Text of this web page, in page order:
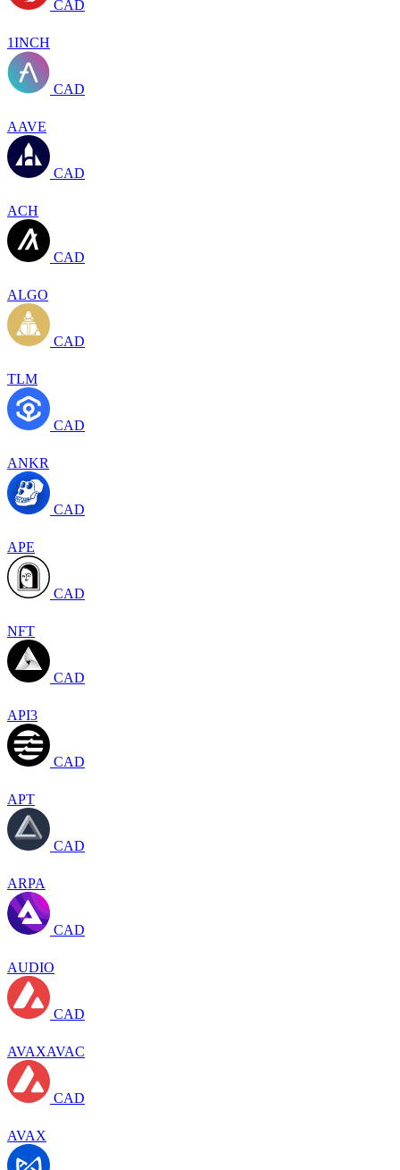
CAD
1INCH
CAD
AAVE
CAD
ACH
CAD
ALGO
CAD
TLM
CAD
ANKR
CAD
APE
CAD
NFT
CAD
API3
CAD
APT
CAD
ARPA
CAD
AUDIO
CAD
AVAXAVAC
CAD
AVAX